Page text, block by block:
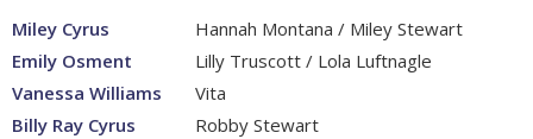
Miley Cyrus
Hannah Montana / Miley Stewart
Emily Osment
Lilly Truscott / Lola Luftnagle
Vanessa Williams
Vita
Billy Ray Cyrus
Robby Stewart